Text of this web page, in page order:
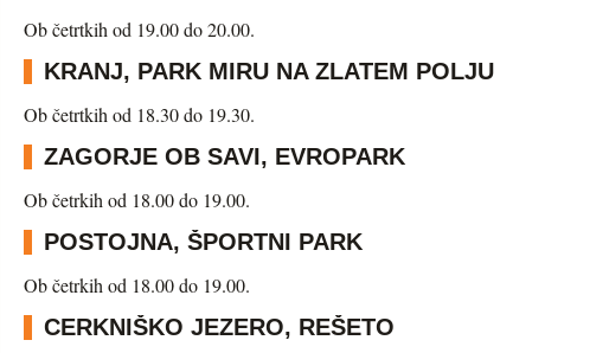
Ob četrtkih od 19.00 do 20.00.
KRANJ, PARK MIRU NA ZLATEM POLJU
Ob četrtkih od 18.30 do 19.30.
ZAGORJE OB SAVI, EVROPARK
Ob četrkih od 18.00 do 19.00.
POSTOJNA, ŠPORTNI PARK
Ob četrkih od 18.00 do 19.00.
CERKNIŠKO JEZERO, REŠETO